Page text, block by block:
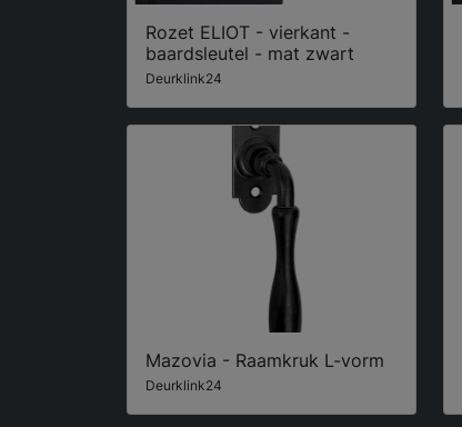
Rozet ELIOT - vierkant -
baardsleutel - mat zwart
Deurklink24
Mazovia - Raamkruk L-vorm
Deurklink24